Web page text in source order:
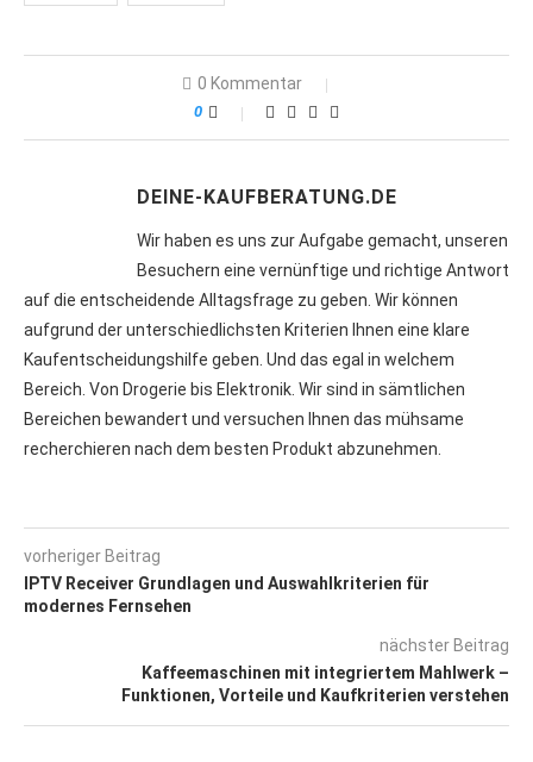
0 Kommentar
0
DEINE-KAUFBERATUNG.DE
Wir haben es uns zur Aufgabe gemacht, unseren
Besuchern eine vernünftige und richtige Antwort
auf die entscheidende Alltagsfrage zu geben. Wir können
aufgrund der unterschiedlichsten Kriterien Ihnen eine klare
Kaufentscheidungshilfe geben. Und das egal in welchem
Bereich. Von Drogerie bis Elektronik. Wir sind in sämtlichen
Bereichen bewandert und versuchen Ihnen das mühsame
recherchieren nach dem besten Produkt abzunehmen.
vorheriger Beitrag
IPTV Receiver Grundlagen und Auswahlkriterien für
modernes Fernsehen
nächster Beitrag
Kaffeemaschinen mit integriertem Mahlwerk –
Funktionen, Vorteile und Kaufkriterien verstehen